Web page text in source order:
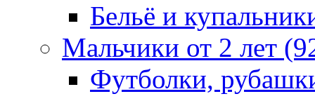
Бельё и
Мальчики от 2 лет
Футболки,